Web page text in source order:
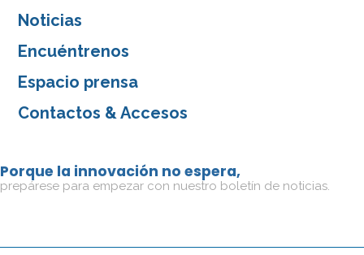
Noticias
Encuéntrenos
Espacio prensa
Contactos & Accesos
Porque la innovación no espera,
prepárese para empezar con nuestro boletín de noticias.